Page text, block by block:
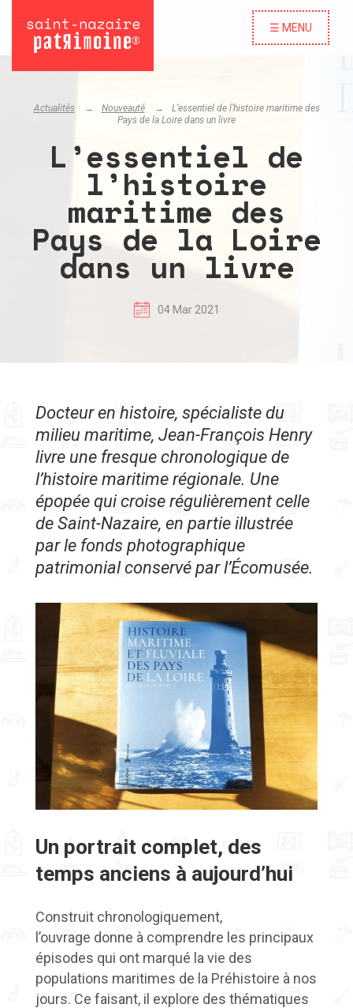
☰ MENU
Actualités Nouveauté
L’essentiel de l’histoire maritime des
Pays de la Loire dans un livre
L’essentiel de
l’histoire
maritime des
Pays de la Loire
dans un livre
04 Mar 2021
Docteur en histoire, spécialiste du
milieu maritime, Jean-François Henry
livre une fresque chronologique de
l’histoire maritime régionale. Une
épopée qui croise régulièrement celle
de Saint-Nazaire, en partie illustrée
par le fonds photographique
patrimonial conservé par l’Écomusée.
Un portrait complet, des
temps anciens à aujourd’hui
Construit chronologiquement,
l’ouvrage donne à comprendre les principaux
épisodes qui ont marqué la vie des
populations maritimes de la Préhistoire à nos
jours. Ce faisant, il explore des thématiques